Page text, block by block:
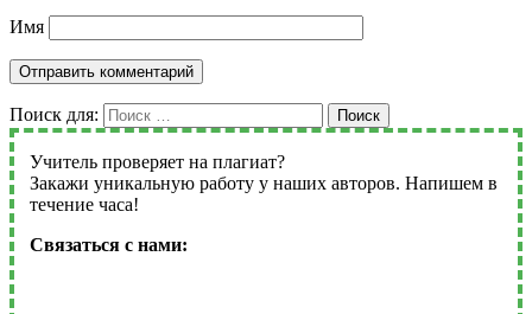
Имя
Поиск для: Поиск
Учитель проверяет на плагиат?
Закажи уникальную работу у наших авторов. Напишем в
течение часа!
Связаться с нами: